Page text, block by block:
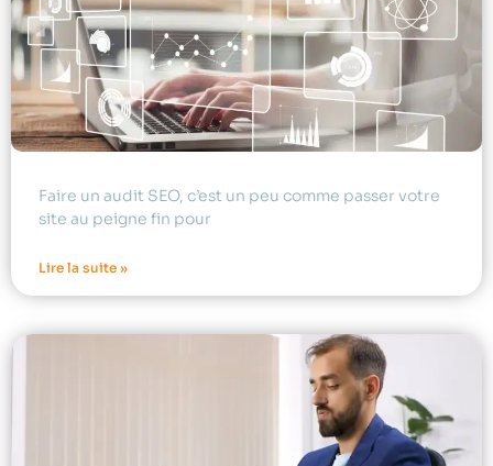
Faire un audit SEO, c’est un peu comme passer votre
site au peigne fin pour
Lire la suite »